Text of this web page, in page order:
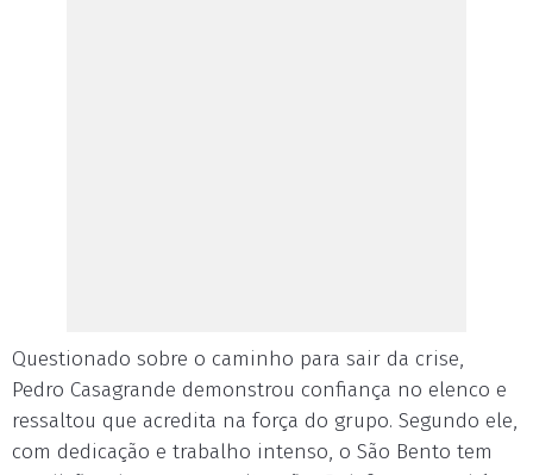
Questionado sobre o caminho para sair da crise,
Pedro Casagrande demonstrou confiança no elenco e
ressaltou que acredita na força do grupo. Segundo ele,
com dedicação e trabalho intenso, o São Bento tem